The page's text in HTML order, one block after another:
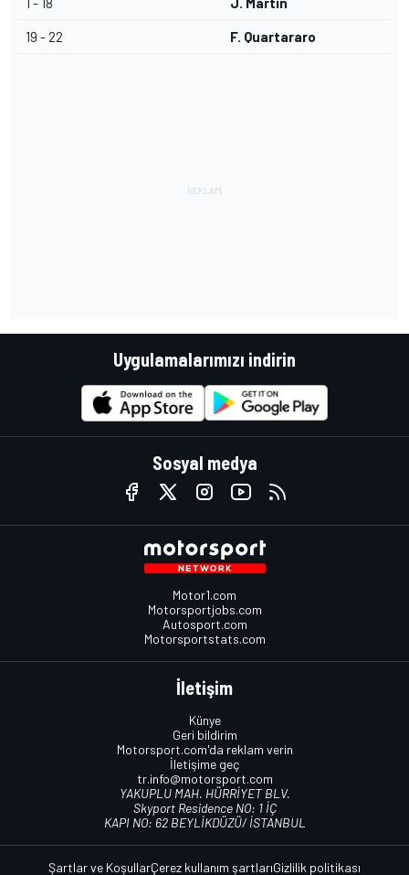
19 - 22 F. Quartararo
Uygulamalarımızı indirin
Sosyal medya
Motor1.com
Motorsportjobs.com
Autosport.com
Motorsportstats.com
İletişim
Künye
Geri bildirim
Motorsport.com'da reklam verin
İletişime geç
tr.info@motorsport.com
YAKUPLU MAH. HÜRRİYET BLV.
Skyport Residence NO: 1 İÇ
KAPI NO: 62 BEYLİKDÜZÜ/ İSTANBUL
Şartlar ve KoşullarÇerez kullanım şartlarıGizlilik politikası